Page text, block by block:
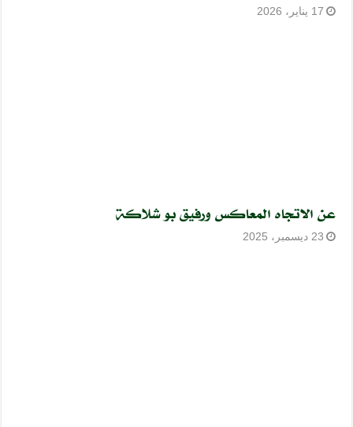
17 يناير، 2026
عن الاتجاه المعاكس ورفيق بو شلاكة
23 ديسمبر، 2025